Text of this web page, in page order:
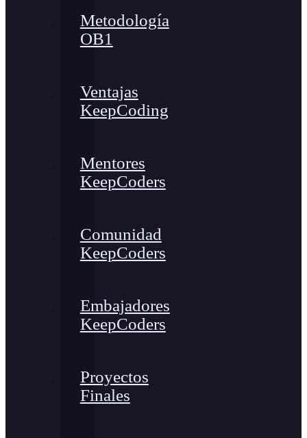
Metodología
OB1
Ventajas
KeepCoding
Mentores
KeepCoders
Comunidad
KeepCoders
Embajadores
KeepCoders
Proyectos
Finales